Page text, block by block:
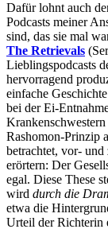
Dafür lohnt auch
Podcasts meiner
sind, das sie mal
The Retrievals
Lieblingspodcasts
hervorragend
einfache
bei der Ei-
Rashomon-Prinzip
betrachtet, vor- und
erörtern: Der
egal. Diese These
wird durch die
etwa die
Urteil der Richterin